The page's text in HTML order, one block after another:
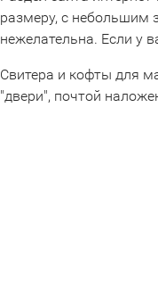
размеру, с небольшим
нежелательна. Если у
Свитера и кофты для
"двери", почтой